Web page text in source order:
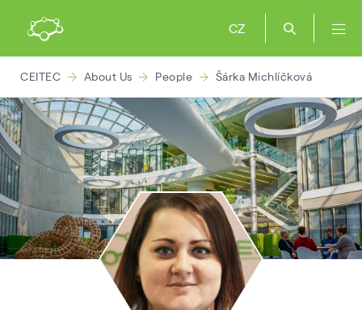
CZ
CEITEC About Us People Šárka Michlíčková